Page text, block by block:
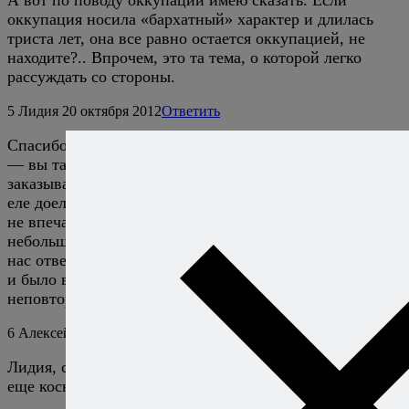
оккупация носила «бархатный» характер и длилась
триста лет, она все равно остается оккупацией, не
находите?.. Впрочем, это та тема, о которой легко
рассуждать со стороны.
5 Лидия 20 октября 2012Ответить
Спасибо,Алексей! Мы были на Кипре в прошлом году
— вы так красочно о нем напомнили. Мезе мы
заказывали, кстати, «половинное» и на четверых —
еле доели :) А мясо, которое в Лимассоле нас совсем
не впечатлило, было совершенно потрясающее в
небольшой таверне в деревушке Вуни («Горная»), куда
нас отвезла знакомая. Там все готовили прямо при нас,
и было все такое вкусное, свежее и… просто
неповторимое!
6 Алексей Онегин Ответить
Лидия, спасибо за комментарий. Темы ресторанов я
еще коснусь во второй части. :)